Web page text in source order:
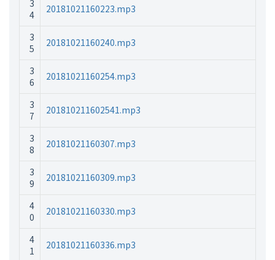
3
4
20181021160223.mp3
3
5
20181021160240.mp3
3
6
20181021160254.mp3
3
7
201810211602541.mp3
3
8
20181021160307.mp3
3
9
20181021160309.mp3
4
0
20181021160330.mp3
4
1
20181021160336.mp3